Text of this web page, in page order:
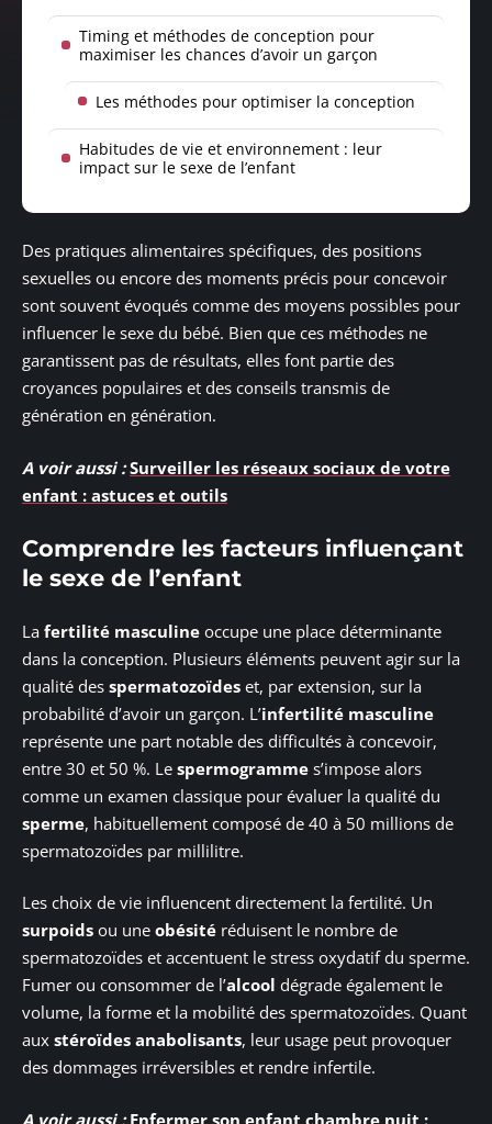
Timing et méthodes de conception pour
maximiser les chances d’avoir un garçon
Les méthodes pour optimiser la conception
Habitudes de vie et environnement : leur
impact sur le sexe de l’enfant
Des pratiques alimentaires spécifiques, des positions
sexuelles ou encore des moments précis pour concevoir
sont souvent évoqués comme des moyens possibles pour
influencer le sexe du bébé. Bien que ces méthodes ne
garantissent pas de résultats, elles font partie des
croyances populaires et des conseils transmis de
génération en génération.
A voir aussi : Surveiller les réseaux sociaux de votre
enfant : astuces et outils
Comprendre les facteurs influençant
le sexe de l’enfant
La fertilité masculine occupe une place déterminante
dans la conception. Plusieurs éléments peuvent agir sur la
qualité des spermatozoïdes et, par extension, sur la
probabilité d’avoir un garçon. L’infertilité masculine
représente une part notable des difficultés à concevoir,
entre 30 et 50 %. Le spermogramme s’impose alors
comme un examen classique pour évaluer la qualité du
sperme, habituellement composé de 40 à 50 millions de
spermatozoïdes par millilitre.
Les choix de vie influencent directement la fertilité. Un
surpoids ou une obésité réduisent le nombre de
spermatozoïdes et accentuent le stress oxydatif du sperme.
Fumer ou consommer de l’alcool dégrade également le
volume, la forme et la mobilité des spermatozoïdes. Quant
aux stéroïdes anabolisants, leur usage peut provoquer
des dommages irréversibles et rendre infertile.
A voir aussi : Enfermer son enfant chambre nuit :